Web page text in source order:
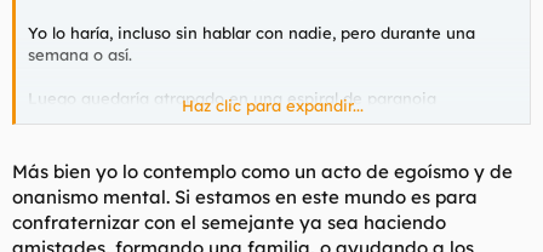
Yo lo haría, incluso sin hablar con nadie, pero durante una
semana o así.
Luego quedaría atrapado en una espiral de paranoia
esquizofrénica que acabaría con el inevitable asesinato
Haz clic para expandir...
Más bien yo lo contemplo como un acto de egoísmo y de
onanismo mental. Si estamos en este mundo es para
confraternizar con el semejante ya sea haciendo